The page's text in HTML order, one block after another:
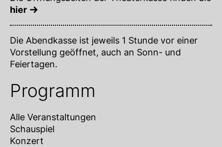
hier
Die Abendkasse ist jeweils 1 Stunde vor einer
Vorstellung geöffnet, auch an Sonn- und
Feiertagen.
Programm
Alle Veranstaltungen
Schauspiel
Konzert